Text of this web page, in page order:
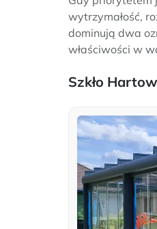
wytrzymałość,
dominują dwa
właściwości w
Szkło